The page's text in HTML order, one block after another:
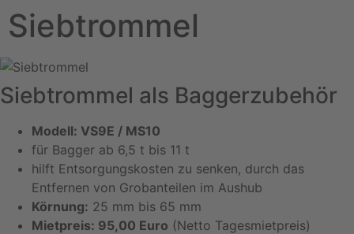
Siebtrommel
Siebtrommel als Baggerzubehör
Modell: VS9E / MS10
für Bagger ab 6,5 t bis 11 t
hilft Entsorgungskosten zu senken, durch das
Entfernen von Grobanteilen im Aushub
Körnung: 25 mm bis 65 mm
Mietpreis: 95,00 Euro (Netto Tagesmietpreis)